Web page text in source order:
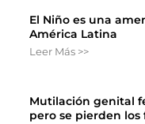
El Niño es una
América Latina
Leer Más >>
Mutilación genital
pero se pierden los